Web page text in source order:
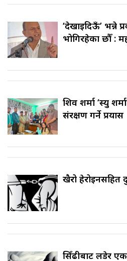
‘देखाइदिऊँ’ भन्ने
भोगिरहेका छौँ :
शिव शर्मा ‘स्यु
संरक्षण गर्ने प्रयास
खैरो हेरोइनसहित
सिँढीबाट लडेर